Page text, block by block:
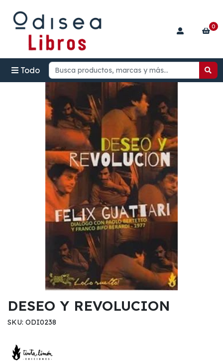
Todo
0
DESEO Y REVOLUCION
SKU: ODI0238